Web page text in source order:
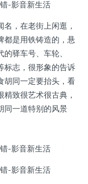
，在老街上闲逛，
都是用铁铸造的，悬
驿车号、车轮、
标志，很形象的告诉
胡同一定要抬头，看
致很艺术很古典，
同一道特别的风景